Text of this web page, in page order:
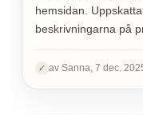
hemsidan.
beskrivningarna på
✓ av Sanna, 7 dec.